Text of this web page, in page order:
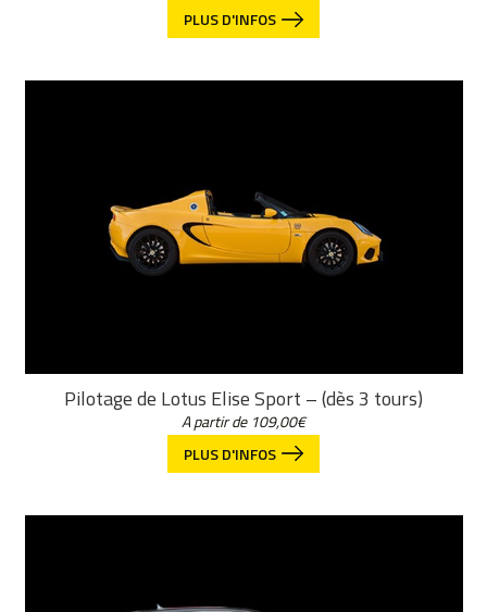
PLUS D'INFOS
Pilotage de Lotus Elise Sport – (dès 3 tours)
A partir de 109,00€
PLUS D'INFOS